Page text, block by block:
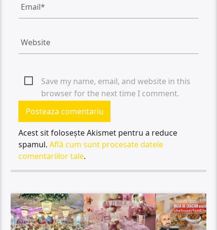
Save my name, email, and website in this
browser for the next time I comment.
Acest sit folosește Akismet pentru a reduce
spamul.Află cum sunt procesate datele
comentariilor tale.